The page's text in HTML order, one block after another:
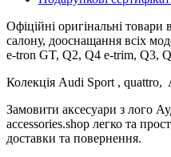
Офіційні оригінальні товари
салону, дооснащання всіх
e-tron GT, Q2, Q4 e-trim, Q3,
Колекція Audi Sport , quattro,
Замовити аксесуари з лого
accessories.shop легко та
доставки та повернення.